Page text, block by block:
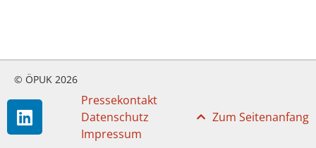
© ÖPUK 2026
Pressekontakt
Datenschutz
Impressum
Zum Seitenanfang